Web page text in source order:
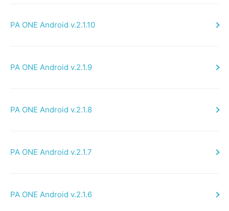
PA ONE Android v.2.1.10
PA ONE Android v.2.1.9
PA ONE Android v.2.1.8
PA ONE Android v.2.1.7
PA ONE Android v.2.1.6